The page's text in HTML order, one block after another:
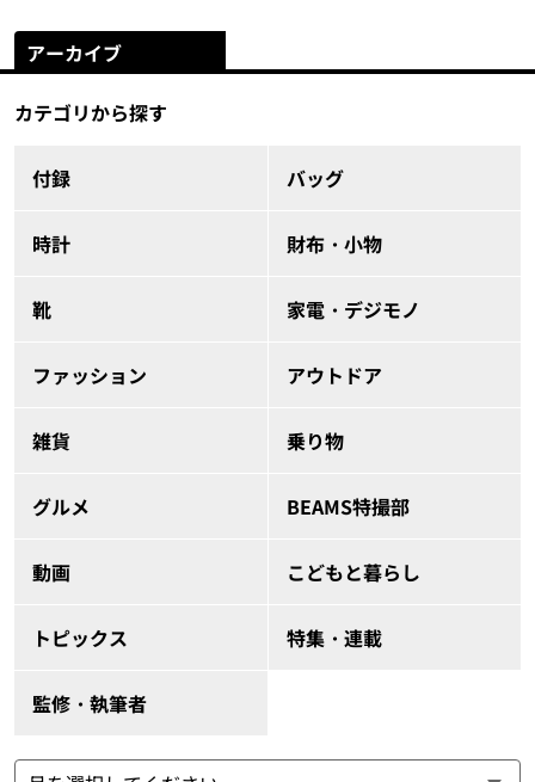
アーカイブ
カテゴリから探す
付録 バッグ
時計 財布・小物
靴 家電・デジモノ
ファッション アウトドア
雑貨 乗り物
グルメ BEAMS特撮部
動画 こどもと暮らし
トピックス 特集・連載
監修・執筆者